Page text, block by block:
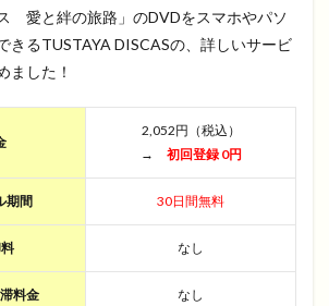
愛と絆の旅路」のDVDをスマホやパソ
きるTUSTAYA DISCASの、詳しいサービ
ました！
2,052円（税込）
→ 初回登録 0円
期間 30日間無料
なし
料金 なし